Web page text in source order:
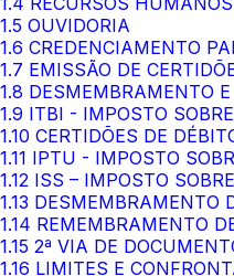
1.5 OUVIDORIA
1.6 CREDENCIAMENTO
1.7 EMISSÃO DE
1.8 DESMEMBRAMENTO
1.9 ITBI - IMPOSTO
1.10 CERTIDÕES DE
1.11 IPTU - IMPOSTO
1.12 ISS – IMPOSTO
1.13 DESMEMBRAMENTO
1.14 REMEMBRAMENTO
1.15 2ª VIA DE
1.16 LIMITES E